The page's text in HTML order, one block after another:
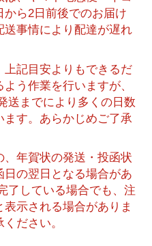
ら2日前後でのお届け
送事情により配達が遅れ
上記目安よりもできるだ
う作業を行いますが、
送までにより多くの日数
ます。あらかじめご了承
、年賀状の発送・投函状
の翌日となる場合があ
了している場合でも、注
示される場合がありま
ださい。